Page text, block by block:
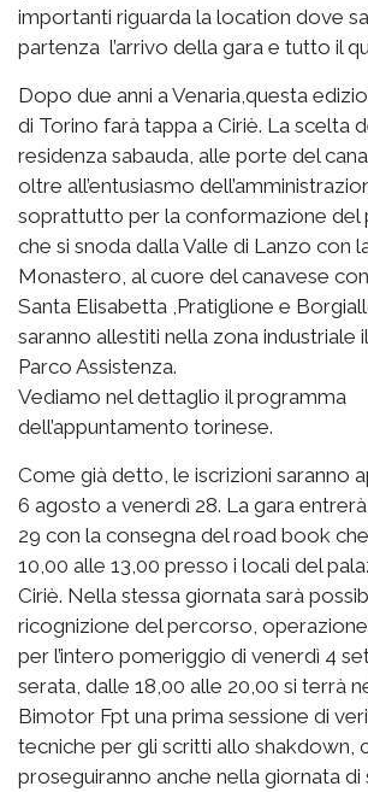
importanti riguarda la location dove
partenza l’arrivo della gara e tutto il
Dopo due anni a Venaria,questa
di Torino farà tappa a Ciriè. La scelta
residenza sabauda, alle porte del
oltre all’entusiasmo
soprattutto per la conformazione del
che si snoda dalla Valle di Lanzo con
Monastero, al cuore del canavese
Santa Elisabetta ,Pratiglione e
saranno allestiti nella zona industriale
Parco Assistenza.
Vediamo nel dettaglio il programma
dell’appuntamento torinese.
Come già detto, le iscrizioni saranno
6 agosto a venerdì 28. La gara
29 con la consegna del road book
10,00 alle 13,00 presso i locali del
Ciriè. Nella stessa giornata sarà
ricognizione del percorso,
per l’intero pomeriggio di venerdì 4
serata, dalle 18,00 alle 20,00 si terrà
Bimotor Fpt una prima sessione di
tecniche per gli scritti allo shakdown,
proseguiranno anche nella giornata di